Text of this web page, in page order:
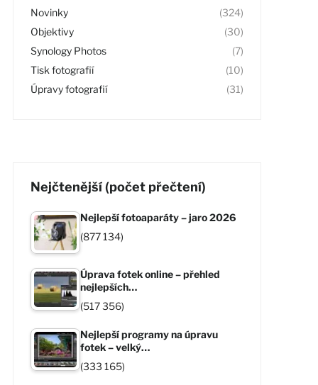
Novinky
(324)
Objektivy
(30)
Synology Photos
(7)
Tisk fotografií
(10)
Úpravy fotografií
(31)
Nejčtenější (počet přečtení)
Nejlepší fotoaparáty – jaro 2026
(877 134)
Úprava fotek online – přehled
nejlepších…
(517 356)
Nejlepší programy na úpravu
fotek – velký…
(333 165)